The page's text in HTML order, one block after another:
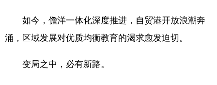
如今，儋洋一体化深度推进，自贸港开放浪潮奔
涌，区域发展对优质均衡教育的渴求愈发迫切。
变局之中，必有新路。